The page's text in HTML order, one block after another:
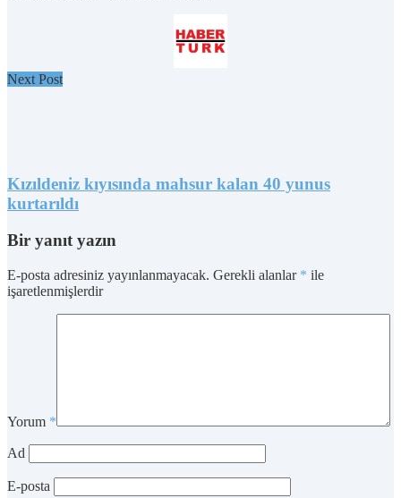
Next Post
Kızıldeniz kıyısında mahsur kalan 40 yunus
kurtarıldı
Bir yanıt yazın
E-posta adresiniz yayınlanmayacak. Gerekli alanlar * ile
işaretlenmişlerdir
Yorum *
Ad
E-posta